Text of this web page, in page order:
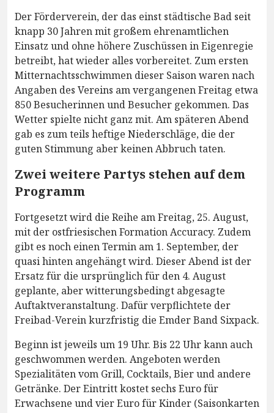
Der Förderverein, der das einst städtische Bad seit
knapp 30 Jahren mit großem ehrenamtlichen
Einsatz und ohne höhere Zuschüssen in Eigenregie
betreibt, hat wieder alles vorbereitet. Zum ersten
Mitternachtsschwimmen dieser Saison waren nach
Angaben des Vereins am vergangenen Freitag etwa
850 Besucherinnen und Besucher gekommen. Das
Wetter spielte nicht ganz mit. Am späteren Abend
gab es zum teils heftige Niederschläge, die der
guten Stimmung aber keinen Abbruch taten.
Zwei weitere Partys stehen auf dem
Programm
Fortgesetzt wird die Reihe am Freitag, 25. August,
mit der ostfriesischen Formation Accuracy. Zudem
gibt es noch einen Termin am 1. September, der
quasi hinten angehängt wird. Dieser Abend ist der
Ersatz für die ursprünglich für den 4. August
geplante, aber witterungsbedingt abgesagte
Auftaktveranstaltung. Dafür verpflichtete der
Freibad-Verein kurzfristig die Emder Band Sixpack.
Beginn ist jeweils um 19 Uhr. Bis 22 Uhr kann auch
geschwommen werden. Angeboten werden
Spezialitäten vom Grill, Cocktails, Bier und andere
Getränke. Der Eintritt kostet sechs Euro für
Erwachsene und vier Euro für Kinder (Saisonkarten